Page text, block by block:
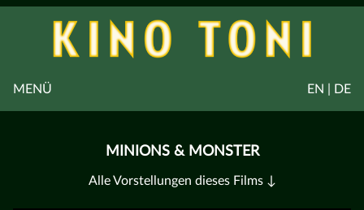
EN | DE
MENÜ
MINIONS & MONSTER
Alle Vorstellungen dieses Films ↓